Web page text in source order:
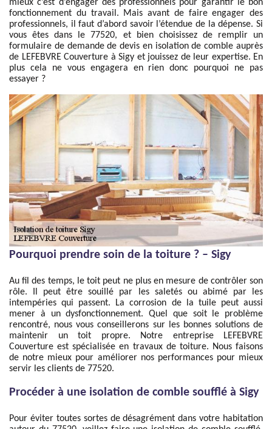
mieux c’est d’engager des professionnels pour garantir le bon
fonctionnement du travail. Mais avant de faire engager des
professionnels, il faut d’abord savoir l’étendue de la dépense. Si
vous êtes dans le 77520, et bien choisissez de remplir un
formulaire de demande de devis en isolation de comble auprès
de LEFEBVRE Couverture à Sigy et jouissez de leur expertise. En
plus cela ne vous engagera en rien donc pourquoi ne pas
essayer ?
Pourquoi prendre soin de la toiture ? – Sigy
Au fil des temps, le toit peut ne plus en mesure de contrôler son
rôle. Il peut être souillé par les saletés ou abimé par les
intempéries qui passent. La corrosion de la tuile peut aussi
mener à un dysfonctionnement. Quel que soit le problème
rencontré, nous vous conseillerons sur les bonnes solutions de
maintenir un toit propre. Notre entreprise LEFEBVRE
Couverture est spécialisée en travaux de toiture. Nous faisons
de notre mieux pour améliorer nos performances pour mieux
servir les clients de 77520.
Procéder à une isolation de comble soufflé à Sigy
Pour éviter toutes sortes de désagrément dans votre habitation